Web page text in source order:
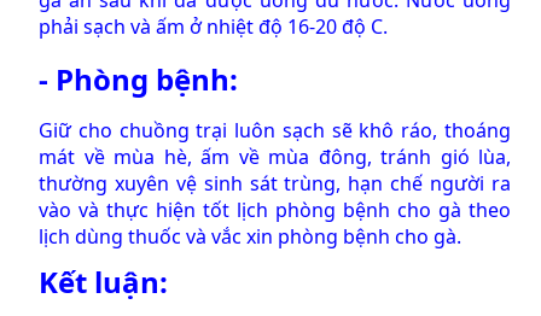
phải sạch và ấm ở nhiệt độ 16-20 độ C.
- Phòng bệnh:
Giữ cho chuồng trại luôn sạch sẽ khô ráo, thoáng
mát về mùa hè, ấm về mùa đông, tránh gió lùa,
thường xuyên vệ sinh sát trùng, hạn chế người ra
vào và thực hiện tốt lịch phòng bệnh cho gà theo
lịch dùng thuốc và vắc xin phòng bệnh cho gà.
Kết luận: